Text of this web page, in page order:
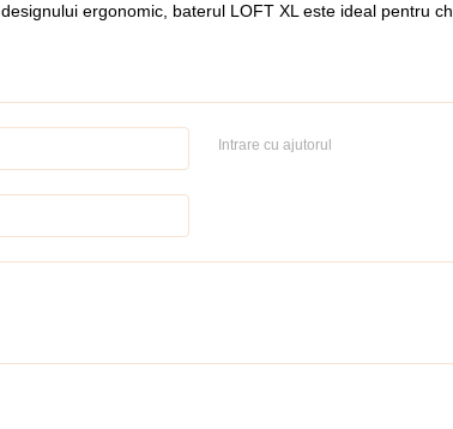
ergonomic, baterul LOFT XL este ideal pentru
Intrare cu ajutorul